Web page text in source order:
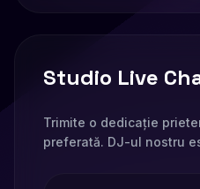
Studio Live
Trimite o dedicație
preferată. DJ-ul nostru